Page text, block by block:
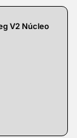
V2 Núcleo